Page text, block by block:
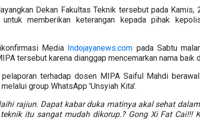
Dekan Fakultas Teknik tersebut pada
untuk memberikan keterangan kepada pihak
Media Indojayanews.com pada Sabtu
tersebut karena dianggap mencemarkan nama baik
pelaporan terhadap dosen MIPA Saiful Mahdi
group WhatsApp 'Unsyiah Kita'.
rajiun. Dapat kabar duka matinya akal sehat
itu sangat mudah dikorup.? Gong Xi Fat Cai!!!